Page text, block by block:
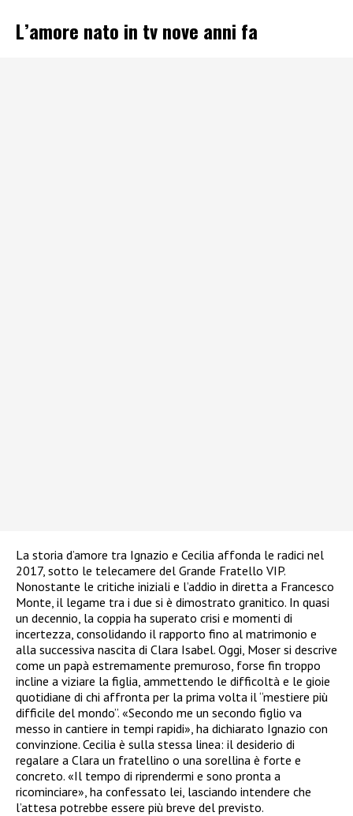
L’amore nato in tv nove anni fa
La storia d’amore tra Ignazio e Cecilia affonda le radici nel
2017, sotto le telecamere del Grande Fratello VIP.
Nonostante le critiche iniziali e l’addio in diretta a Francesco
Monte, il legame tra i due si è dimostrato granitico. In quasi
un decennio, la coppia ha superato crisi e momenti di
incertezza, consolidando il rapporto fino al matrimonio e
alla successiva nascita di Clara Isabel. Oggi, Moser si descrive
come un papà estremamente premuroso, forse fin troppo
incline a viziare la figlia, ammettendo le difficoltà e le gioie
quotidiane di chi affronta per la prima volta il “mestiere più
difficile del mondo”. «Secondo me un secondo figlio va
messo in cantiere in tempi rapidi», ha dichiarato Ignazio con
convinzione. Cecilia è sulla stessa linea: il desiderio di
regalare a Clara un fratellino o una sorellina è forte e
concreto. «Il tempo di riprendermi e sono pronta a
ricominciare», ha confessato lei, lasciando intendere che
l’attesa potrebbe essere più breve del previsto.